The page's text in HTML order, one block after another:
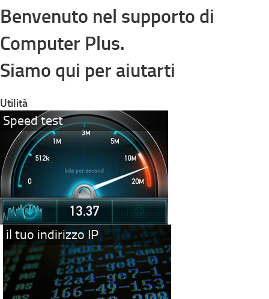
Benvenuto nel supporto di
Computer Plus.
Siamo qui per aiutarti
Utilità
Speed test
il tuo indirizzo IP